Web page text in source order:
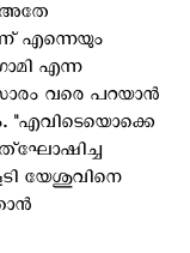
അതേ
എന്നെയും
എന്ന
വരെ പറയാന്‍
"എവിടെയൊക്കെ
യേശുവിനെ